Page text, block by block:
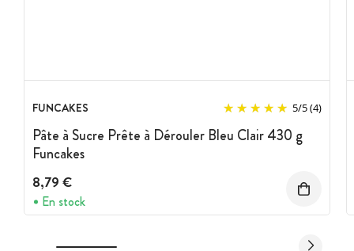
FUNCAKES 5/5(4)
Pâte à Sucre Prête à Dérouler Bleu Clair 430 g
Funcakes
8,79 €
En stock